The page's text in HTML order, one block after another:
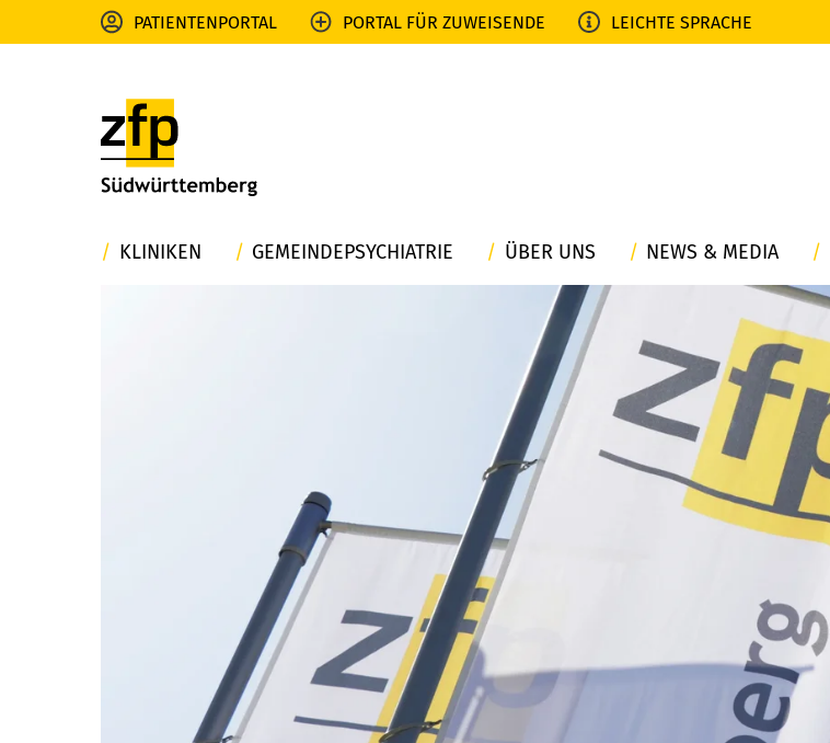
PATIENTENPORTAL PORTAL FÜR ZUWEISENDE LEICHTE SPRACHE
KLINIKEN GEMEINDEPSYCHIATRIE ÜBER UNS NEWS & MEDIA